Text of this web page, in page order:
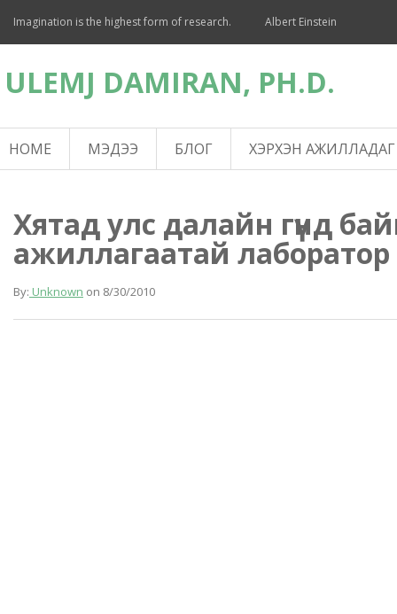
Imagination is the highest form of research. Albert Einstein
ULEMJ DAMIRAN, PH.D.
HOME МЭДЭЭ БЛОГ ХЭРХЭН АЖИЛЛАДАГ
Хятад улс далайн гүнд
ажиллагаатай лаборатор
By: Unknown on 8/30/2010